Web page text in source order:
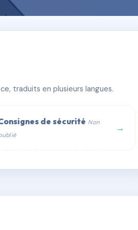
traduits en plusieurs langues.
de sécurité Non
→